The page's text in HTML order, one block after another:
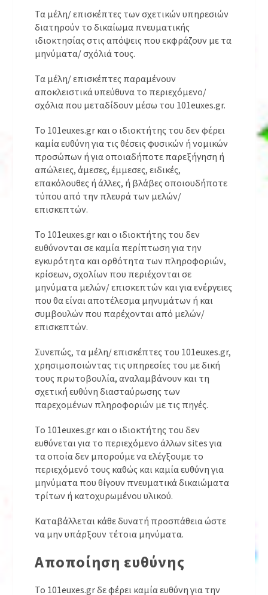
Τα μέλη/ επισκέπτες των σχετικών υπηρεσιών
διατηρούν το δικαίωμα πνευματικής
ιδιοκτησίας στις απόψεις που εκφράζουν με τα
μηνύματα/ σχόλιά τους.
Τα μέλη/ επισκέπτες παραμένουν
αποκλειστικά υπεύθυνα το περιεχόμενο/
σχόλια που μεταδίδουν μέσω του 101euxes.gr.
Το 101euxes.gr και ο ιδιοκτήτης του δεν φέρει
καμία ευθύνη για τις θέσεις φυσικών ή νομικών
προσώπων ή για οποιαδήποτε παρεξήγηση ή
απώλειες, άμεσες, έμμεσες, ειδικές,
επακόλουθες ή άλλες, ή βλάβες οποιουδήποτε
τύπου από την πλευρά των μελών/
επισκεπτών.
Το 101euxes.gr και ο ιδιοκτήτης του δεν
ευθύνονται σε καμία περίπτωση για την
εγκυρότητα και ορθότητα των πληροφοριών,
κρίσεων, σχολίων που περιέχονται σε
μηνύματα μελών/ επισκεπτών και για ενέργειες
που θα είναι αποτέλεσμα μηνυμάτων ή και
συμβουλών που παρέχονται από μελών/
επισκεπτών.
Συνεπώς, τα μέλη/ επισκέπτες του 101euxes.gr,
χρησιμοποιώντας τις υπηρεσίες του με δική
τους πρωτοβουλία, αναλαμβάνουν και τη
σχετική ευθύνη διασταύρωσης των
παρεχομένων πληροφοριών με τις πηγές.
Το 101euxes.gr και ο ιδιοκτήτης του δεν
ευθύνεται για το περιεχόμενο άλλων sites για
τα οποία δεν μπορούμε να ελέγξουμε το
περιεχόμενό τους καθώς και καμία ευθύνη για
μηνύματα που θίγουν πνευματικά δικαιώματα
τρίτων ή κατοχυρωμένου υλικού.
Καταβάλλεται κάθε δυνατή προσπάθεια ώστε
να μην υπάρξουν τέτοια μηνύματα.
Αποποίηση ευθύνης
Το 101euxes.gr δε φέρει καμία ευθύνη για την